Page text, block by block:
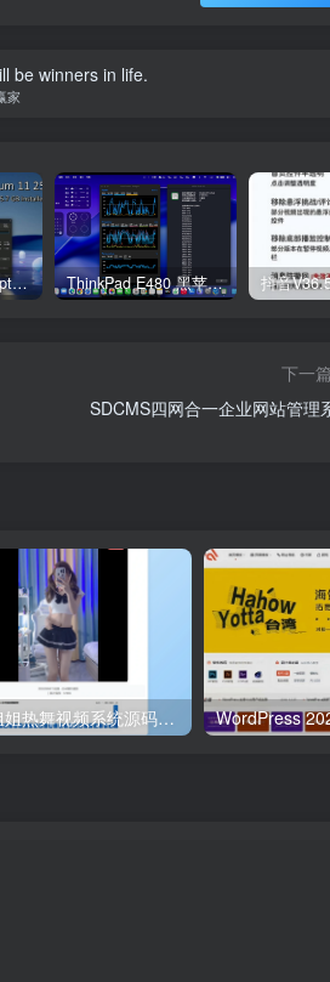
be winners in life.
家
Windows X-Lite ‘Optimum 11’ 25H2 Pro v2 ThinkPad E480 黑苹果完美Tahoe的EFI分享（2026.03.01更新） 抖音
下一
SDCMS四网合一企业网站管理
随机小姐姐热舞视频系统源码全新UI带后台版v5.0